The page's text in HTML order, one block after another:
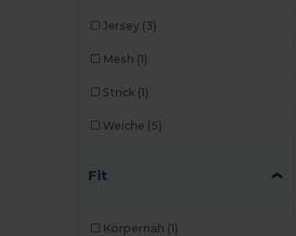
Jersey (3)
Mesh (1)
Strick (1)
Weiche (5)
Fit
Körpernah (1)